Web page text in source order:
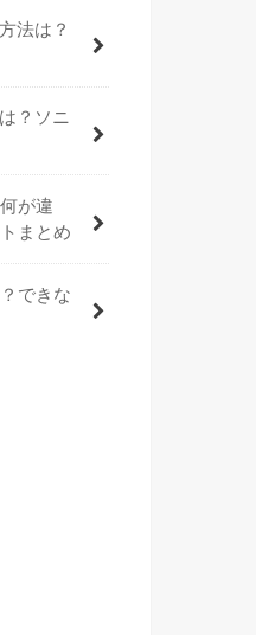
法は？
？ソニ
が違
まとめ
できな